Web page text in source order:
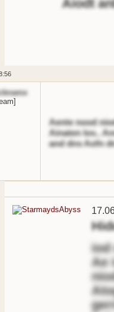
Aiodt
Aente nood
Ainaten los..
and dns Aofn
iod
Ae